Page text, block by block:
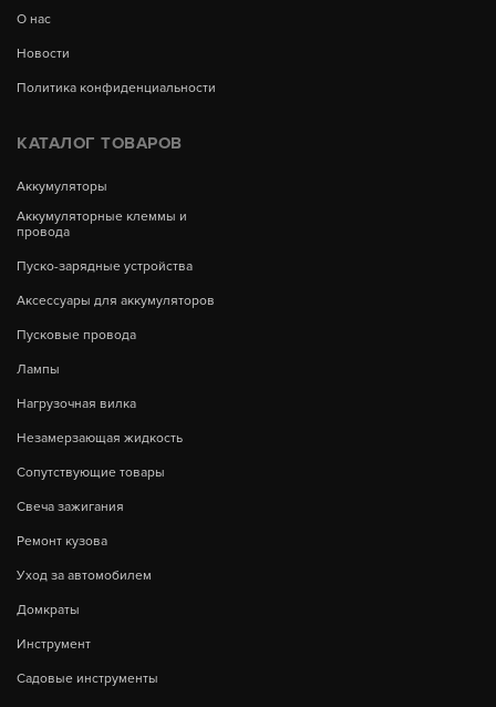
О нас
Новости
Политика конфиденциальности
КАТАЛОГ ТОВАРОВ
Аккумуляторы
Аккумуляторные клеммы и
провода
Пуско-зарядные устройства
Аксессуары для аккумуляторов
Пусковые провода
Лампы
Нагрузочная вилка
Незамерзающая жидкость
Сопутствующие товары
Свеча зажигания
Ремонт кузова
Уход за автомобилем
Домкраты
Инструмент
Садовые инструменты